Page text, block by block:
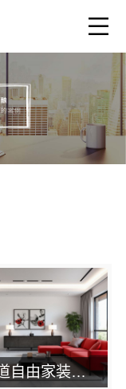
想知道自由家装饰公司预算清单？湖南自由家装饰透明报价